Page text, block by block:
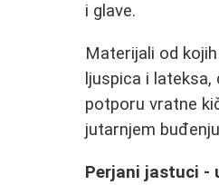
i glave.
Materijali od
ljuspica i
potporu vratne
jutarnjem
Perjani jastuci -